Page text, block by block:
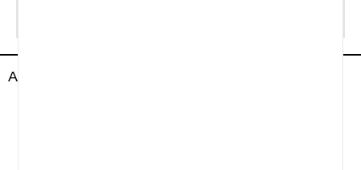
All Rightd Reserved By Lunch Room